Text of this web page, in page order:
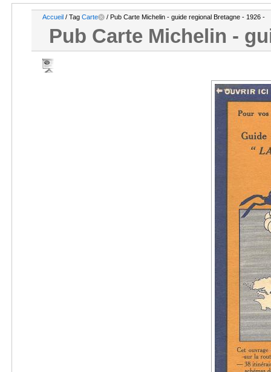
Accueil / Tag Carte / Pub Carte Michelin - guide regional Bretagne - 1926 -
Pub Carte Michelin -